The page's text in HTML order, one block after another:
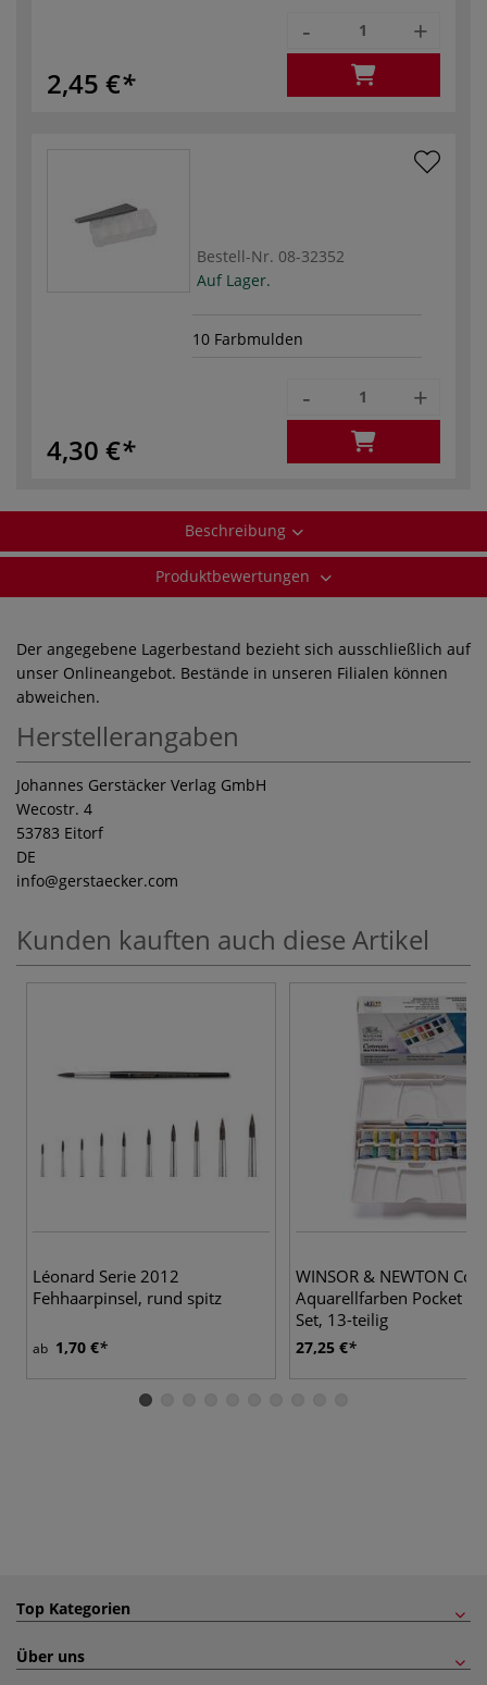
2,45 €
- +
Bestell-Nr. 08-32352
Auf Lager.
10 Farbmulden
4,30 €
- +
Beschreibung
Produktbewertungen
Der angegebene Lagerbestand bezieht sich ausschließlich auf
unser Onlineangebot. Bestände in unseren Filialen können
abweichen.
Herstellerangaben
Johannes Gerstäcker Verlag GmbH
Wecostr. 4
53783 Eitorf
DE
info@gerstaecker.com
Kunden kauften auch diese Artikel
Léonard Serie 2012
Fehhaarpinsel, rund spitz
ab 1,70 €
WINSOR & NEWTON
Aquarellfarben Pocket
Set, 13-teilig
27,25 €
Top Kategorien
Über uns